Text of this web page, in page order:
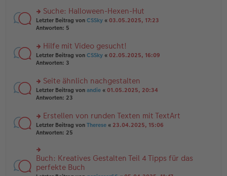
tr
a
g
e
n
er
tr
a
g
n
g
el
e
n
er
tr
a
g
rs
te
n
g
el
e
n
er
tr
a
g
Suche: Halloween-Hexen-Hut
Letzter Beitrag von CSSky « 03.05.2025, 17:23
Antworten: 5
rs
te
n
g
el
e
n
er
tr
a
g
Hilfe mit Video gesucht!
Letzter Beitrag von CSSky « 02.05.2025, 16:09
Antworten: 3
rs
te
n
g
el
e
n
er
B
Seite ähnlich nachgestalten
Letzter Beitrag von andie « 01.05.2025, 20:34
Antworten: 23
rs
te
u
n
g
el
Erstellen von runden Texten mit TextArt
Letzter Beitrag von Therese « 23.04.2025, 15:06
Antworten: 25
rs
te
r
Buch: Kreatives Gestalten Teil 4 Tipps für das
perfekte Buch